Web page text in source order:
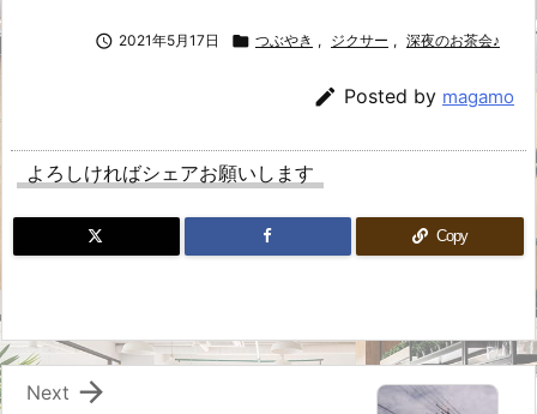
 2021年5月17日  つぶやき , ジクサー , 深夜のお茶会♪
 Posted by magamo
よろしければシェアお願いします
Copy

Next